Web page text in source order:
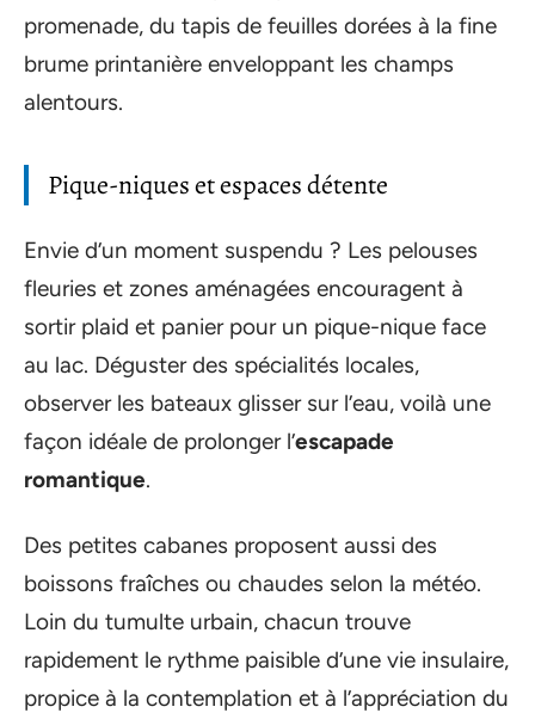
promenade, du tapis de feuilles dorées à la fine
brume printanière enveloppant les champs
alentours.
Pique-niques et espaces détente
Envie d’un moment suspendu ? Les pelouses
fleuries et zones aménagées encouragent à
sortir plaid et panier pour un pique-nique face
au lac. Déguster des spécialités locales,
observer les bateaux glisser sur l’eau, voilà une
façon idéale de prolonger l’escapade
romantique.
Des petites cabanes proposent aussi des
boissons fraîches ou chaudes selon la météo.
Loin du tumulte urbain, chacun trouve
rapidement le rythme paisible d’une vie insulaire,
propice à la contemplation et à l’appréciation du